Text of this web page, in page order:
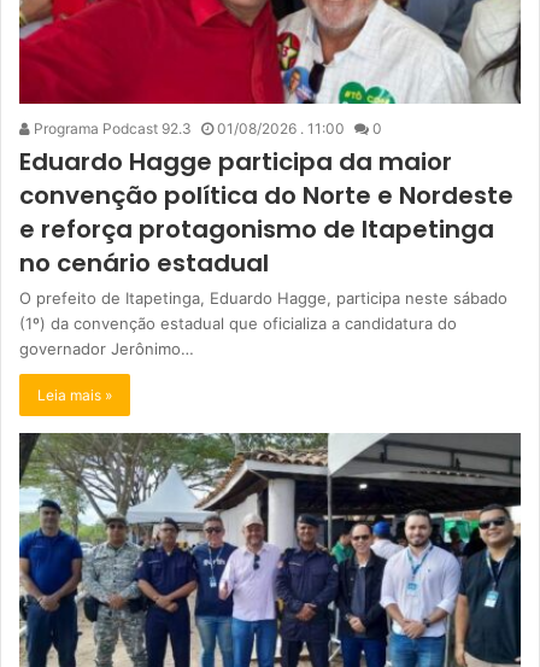
Programa Podcast 92.3 01/08/2026 . 11:00 0
Eduardo Hagge participa da maior
convenção política do Norte e Nordeste
e reforça protagonismo de Itapetinga
no cenário estadual
O prefeito de Itapetinga, Eduardo Hagge, participa neste sábado
(1º) da convenção estadual que oficializa a candidatura do
governador Jerônimo…
Leia mais »